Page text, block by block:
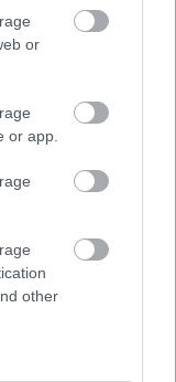
or
or app.
other
merünk a